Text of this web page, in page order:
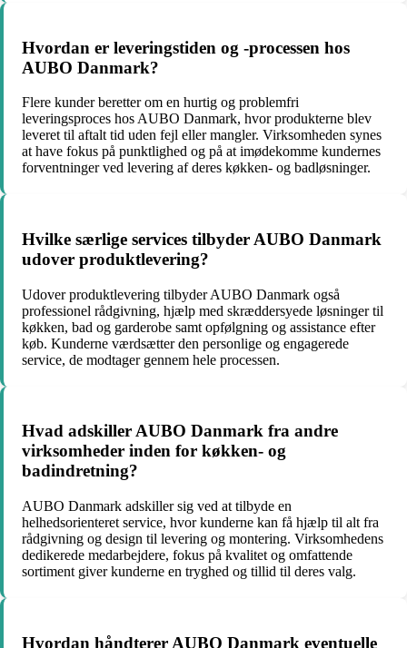
Hvordan er leveringstiden og -processen hos
AUBO Danmark?
Flere kunder beretter om en hurtig og problemfri
leveringsproces hos AUBO Danmark, hvor produkterne blev
leveret til aftalt tid uden fejl eller mangler. Virksomheden synes
at have fokus på punktlighed og på at imødekomme kundernes
forventninger ved levering af deres køkken- og badløsninger.
Hvilke særlige services tilbyder AUBO Danmark
udover produktlevering?
Udover produktlevering tilbyder AUBO Danmark også
professionel rådgivning, hjælp med skræddersyede løsninger til
køkken, bad og garderobe samt opfølgning og assistance efter
køb. Kunderne værdsætter den personlige og engagerede
service, de modtager gennem hele processen.
Hvad adskiller AUBO Danmark fra andre
virksomheder inden for køkken- og
badindretning?
AUBO Danmark adskiller sig ved at tilbyde en
helhedsorienteret service, hvor kunderne kan få hjælp til alt fra
rådgivning og design til levering og montering. Virksomhedens
dedikerede medarbejdere, fokus på kvalitet og omfattende
sortiment giver kunderne en tryghed og tillid til deres valg.
Hvordan håndterer AUBO Danmark eventuelle